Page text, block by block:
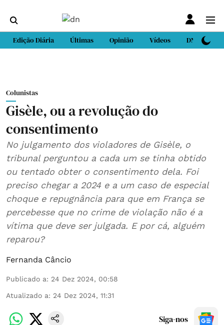
Edição Diária Últimas Opinião Vídeos DN Sport
Colunistas
Gisèle, ou a revolução do
consentimento
No julgamento dos violadores de Gisèle, o
tribunal perguntou a cada um se tinha obtido
ou tentado obter o consentimento dela. Foi
preciso chegar a 2024 e a um caso de especial
choque e repugnância para que em França se
percebesse que no crime de violação não é a
vítima que deve ser julgada. E por cá, alguém
reparou?
Fernanda Câncio
Publicado a: 24 Dez 2024, 00:58
Atualizado a: 24 Dez 2024, 11:31
Siga-nos